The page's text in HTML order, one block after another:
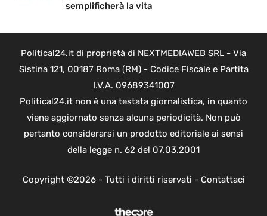
semplificherà la vita
Political24.it di proprietà di NEXTMEDIAWEB SRL - Via
Sistina 121, 00187 Roma (RM) - Codice Fiscale e Partita
I.V.A. 09689341007
Political24.it non è una testata giornalistica, in quanto
viene aggiornato senza alcuna periodicità. Non può
pertanto considerarsi un prodotto editoriale ai sensi
della legge n. 62 del 07.03.2001
Copyright ©2026 - Tutti i diritti riservati - Contattaci